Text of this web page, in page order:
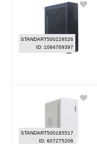
STANDART500229526
ID: 1084769397
STANDART500185517
ID: 607275206